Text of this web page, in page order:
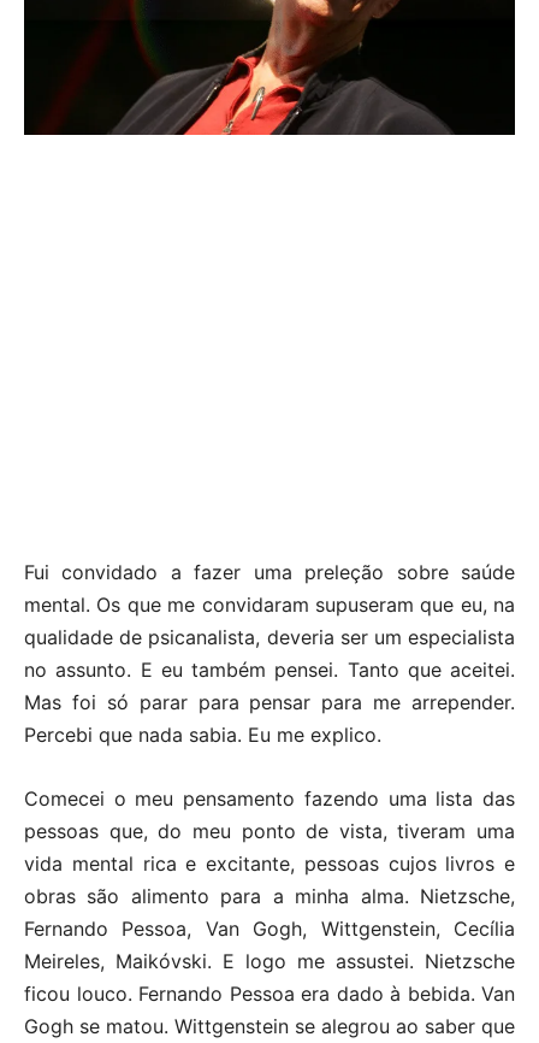
Fui convidado a fazer uma preleção sobre saúde
mental. Os que me convidaram supuseram que eu, na
qualidade de psicanalista, deveria ser um especialista
no assunto. E eu também pensei. Tanto que aceitei.
Mas foi só parar para pensar para me arrepender.
Percebi que nada sabia. Eu me explico.
Comecei o meu pensamento fazendo uma lista das
pessoas que, do meu ponto de vista, tiveram uma
vida mental rica e excitante, pessoas cujos livros e
obras são alimento para a minha alma. Nietzsche,
Fernando Pessoa, Van Gogh, Wittgenstein, Cecília
Meireles, Maikóvski. E logo me assustei. Nietzsche
ficou louco. Fernando Pessoa era dado à bebida. Van
Gogh se matou. Wittgenstein se alegrou ao saber que